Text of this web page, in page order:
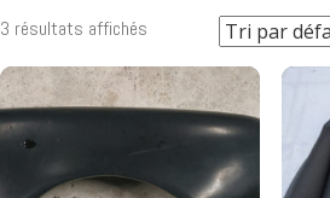
3 résultats affichés